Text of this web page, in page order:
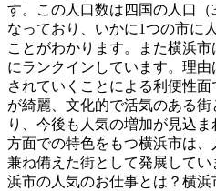
す。この人口数は四国の人口（
なっており、いかに1つの市に
ことがわかります。また横浜
にランクインしています。理
されていくことによる利便性
が綺麗、文化的で活気のある
り、今後も人気の増加が見込
方面での特色をもつ横浜市は
兼ね備えた街として発展して
浜市の人気のお仕事とは？横